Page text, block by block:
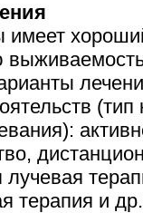
имеет
(тип
лучевая
терапия и др.